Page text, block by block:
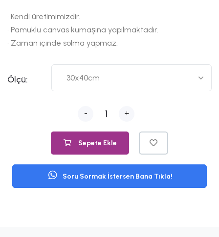
• Kendi üretimimizdir.
• Pamuklu canvas kumaşına yapılmaktadır.
• Zaman içinde solma yapmaz.
Ölçü:
- +
Sepete Ekle
Soru Sormak İstersen Bana Tıkla!